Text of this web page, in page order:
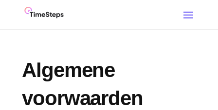
Algemene
voorwaarden